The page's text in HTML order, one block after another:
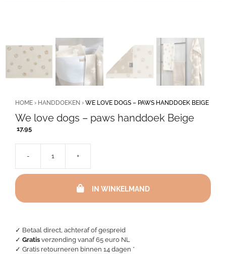
✓ Betaal direct, achteraf of gespreid
✓ Gratis verzending vanaf 65 euro NL
✓ Gratis retourneren binnen 14 dagen *
HOME › HANDDOEKEN › WE LOVE DOGS – PAWS HANDDOEK BEIGE
We love dogs – paws handdoek Beige
17,95
-
love
aantal
+
IN WINKELMAND